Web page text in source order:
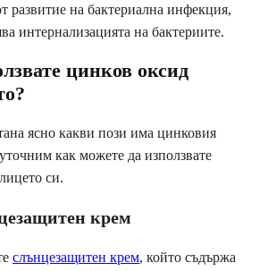
развитие на бактериална инфекция,
интернализацията на бактериите.
цинков оксид
ясно какви пози има цинковия
как можете да използвате
си.
крем
слънцезащитен крем, който съдържа